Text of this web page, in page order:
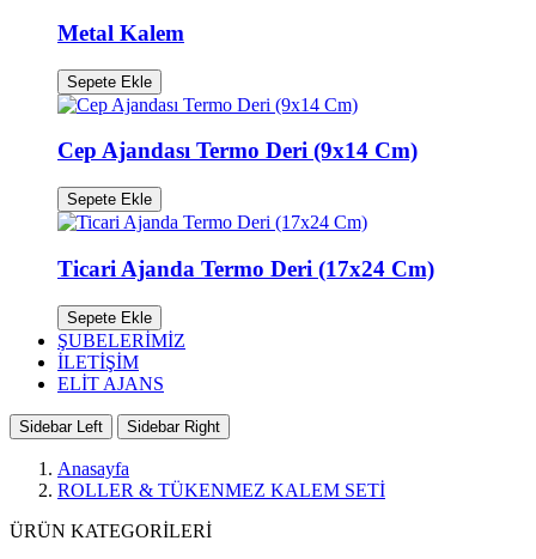
Metal Kalem
Cep Ajandası Termo Deri (9x14 Cm)
Ticari Ajanda Termo Deri (17x24 Cm)
ŞUBELERİMİZ
İLETİŞİM
ELİT AJANS
Sidebar Left Sidebar Right
Anasayfa
ROLLER & TÜKENMEZ KALEM SETİ
ÜRÜN KATEGORİLERİ